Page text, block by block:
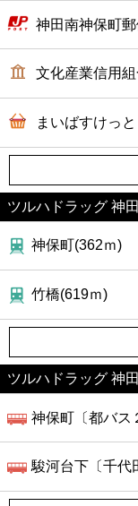
神田南神保町
文化産業信用組
まいばすけっ
ツルハドラッグ 神
神保町(362ｍ)
竹橋(619ｍ)
ツルハドラッグ 神
神保町〔都バス
駿河台下〔千代